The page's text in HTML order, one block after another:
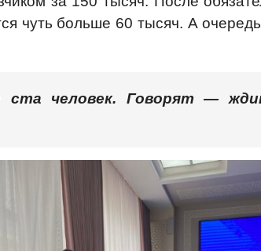
чуть больше 60 тысяч. А
ста человек. Говорят —